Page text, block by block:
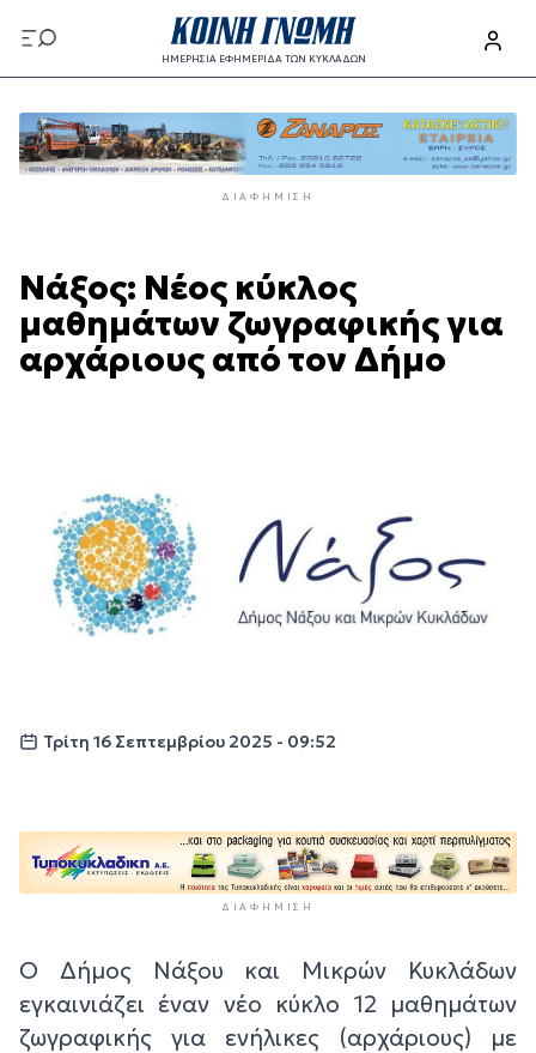
προς
το
περιεχόμενο
ΗΜΕΡΗΣΙΑ ΕΦΗΜΕΡΙΔΑ ΤΩΝ ΚΥΚΛΑΔΩΝ
προς
το
κυρίως
ΔΙΑΦΉΜΙΣΗ
Νάξος: Νέος κύκλος
μαθημάτων ζωγραφικής για
αρχάριους από τον Δήμο
Τρίτη 16 Σεπτεμβρίου 2025 - 09:52
ΔΙΑΦΉΜΙΣΗ
Ο Δήμος Νάξου και Μικρών Κυκλάδων
εγκαινιάζει έναν νέο κύκλο 12 μαθημάτων
ζωγραφικής για ενήλικες (αρχάριους) με